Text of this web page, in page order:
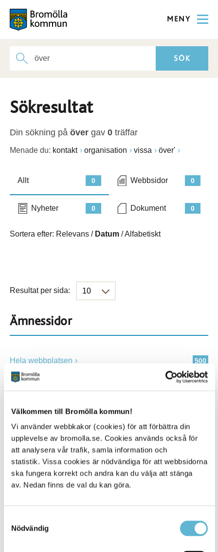
Välkommen till Bromölla kommun!
Vi använder webbkakor (cookies) för att förbättra din
upplevelse av bromolla.se. Cookies används också för
att analysera vår trafik, samla information och
statistik. Vissa cookies är nödvändiga för att webbsidorna
ska fungera korrekt och andra kan du välja att stänga
av. Nedan finns de val du kan göra.
Nödvändig
MENY
Sökresultat
Din sökning på över gav 0 träffar
Menade du: kontakt organisation vissa över'
0
Allt 0
Webbsidor
0
Nyheter 0
Dokument
Sortera efter: Relevans / Datum /Alfabetiskt
Resultat per sida:
Ämnessidor
500
Hela webbplatsen
Alla platser